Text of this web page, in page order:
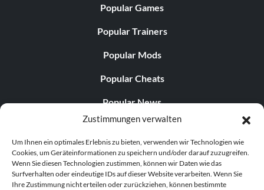
Zustimmungen verwalten
Um Ihnen ein optimales Erlebnis zu bieten, verwenden wir Technologien wie
Cookies, um Geräteinformationen zu speichern und/oder darauf zuzugreifen.
Wenn Sie diesen Technologien zustimmen, können wir Daten wie das
Surfverhalten oder eindeutige IDs auf dieser Website verarbeiten. Wenn Sie
Ihre Zustimmung nicht erteilen oder zurückziehen, können bestimmte
Popular Games
Popular Trainers
Popular Mods
Popular Cheats
Popular News
Popular Editorials
Popular Free Games
LATEST UPDATES